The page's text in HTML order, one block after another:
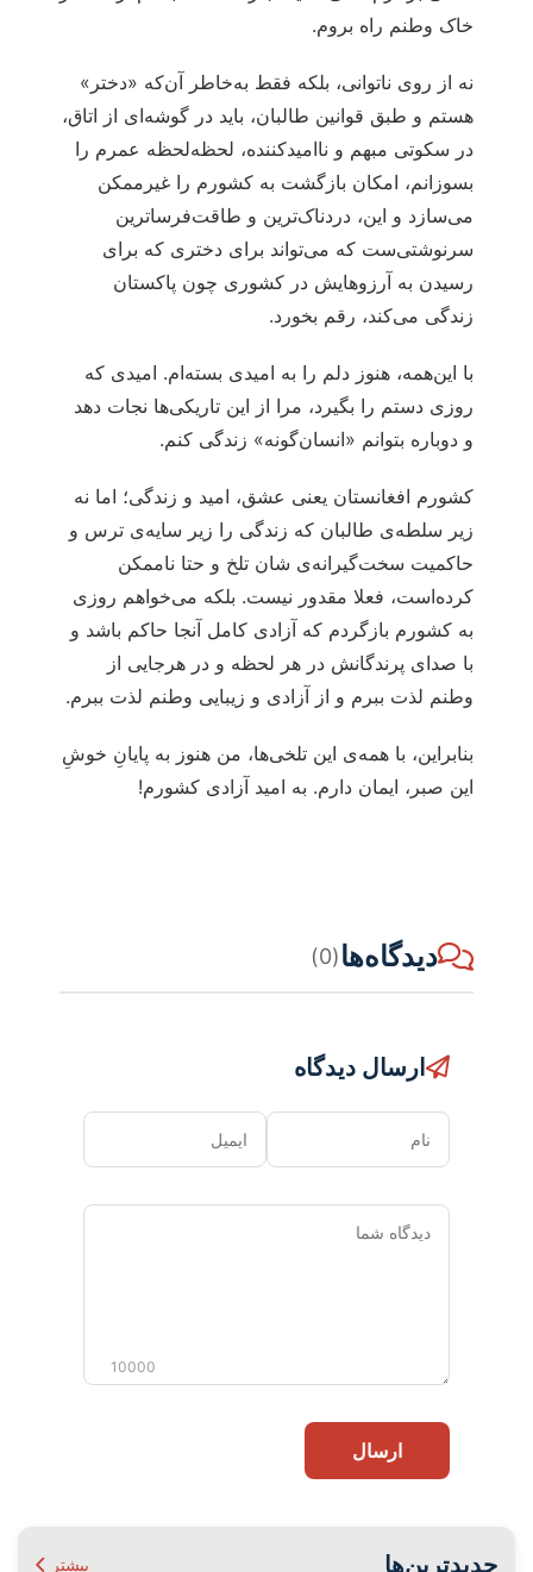
خاک وطنم راه بروم.
نه از روی ناتوانی، بلکه فقط به‌خاطر آن‌که «دختر»
هستم و طبق قوانین طالبان، باید در گوشه‌ای از اتاق،
در سکوتی مبهم و ناامیدکننده، لحظه‌لحظه عمرم را
بسوزانم، امکان بازگشت به کشورم را غیرممکن
می‌سازد و این، دردناک‌ترین و طاقت‌فرساترین
سرنوشتی‌ست که می‌تواند برای دختری که برای
رسیدن به آرزوهایش در کشوری چون پاکستان
زندگی می‌کند، رقم بخورد.
با این‌همه، هنوز دلم را به امیدی بسته‌ام. امیدی که
روزی دستم را بگیرد، مرا از این تاریکی‌ها نجات دهد
و دوباره بتوانم «انسان‌گونه» زندگی کنم.
کشورم افغانستان یعنی عشق، امید و زندگی؛ اما نه
زیر سلطه‌ی طالبان که زندگی را زیر سایه‌ی ترس و
حاکمیت سخت‌گیرانه‌ی شان تلخ و حتا ناممکن
کرده‌است، فعلا مقدور نیست. بلکه می‌خواهم روزی
به کشورم بازگردم که آزادی‌ کامل آنجا حاکم باشد و
با صدای پرندگانش در هر لحظه و در هرجایی از
وطنم لذت ببرم و از آزادی و زیبایی وطنم لذت ببرم.
بنابراین، با همه‌ی این تلخی‌ها، من هنوز به پایانِ خوشِ
این صبر، ایمان دارم. به امید آزادی کشورم!
دیدگاه‌ها(0)
ارسال دیدگاه
نام ایمیل
دیدگاه
10000
ارسال
جدیدترین‌ها بیشتر